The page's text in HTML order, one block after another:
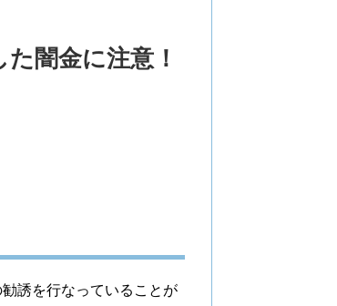
闇金に注意！
誘を行なっていることが